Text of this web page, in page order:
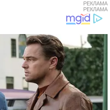
РЕКЛАМА
РЕКЛАМА